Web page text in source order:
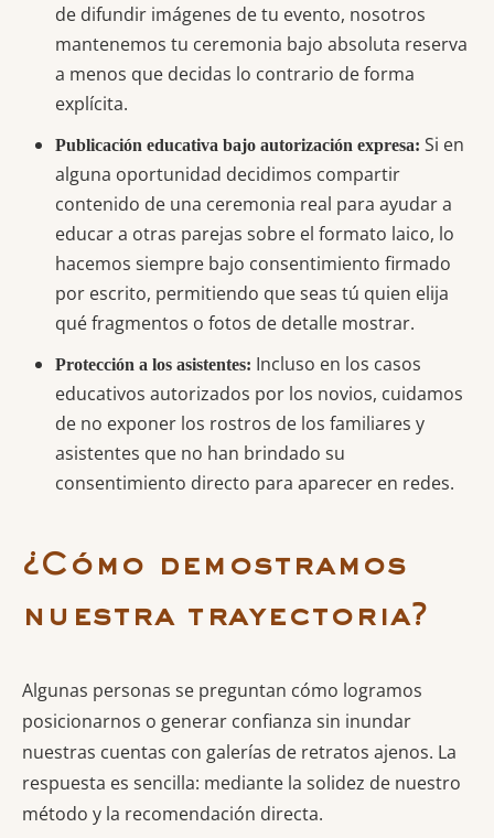
de difundir imágenes de tu evento, nosotros
mantenemos tu ceremonia bajo absoluta reserva
a menos que decidas lo contrario de forma
explícita.
Publicación educativa bajo autorización expresa: Si en
alguna oportunidad decidimos compartir
contenido de una ceremonia real para ayudar a
educar a otras parejas sobre el formato laico, lo
hacemos siempre bajo consentimiento firmado
por escrito, permitiendo que seas tú quien elija
qué fragmentos o fotos de detalle mostrar.
Protección a los asistentes: Incluso en los casos
educativos autorizados por los novios, cuidamos
de no exponer los rostros de los familiares y
asistentes que no han brindado su
consentimiento directo para aparecer en redes.
¿Cómo demostramos
nuestra trayectoria?
Algunas personas se preguntan cómo logramos
posicionarnos o generar confianza sin inundar
nuestras cuentas con galerías de retratos ajenos. La
respuesta es sencilla: mediante la solidez de nuestro
método y la recomendación directa.